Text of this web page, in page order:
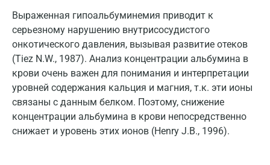
Выраженная гипоальбуминемия приводит к
серьезному нарушению внутрисосудистого
онкотического давления, вызывая развитие отеков
(Tiez N.W., 1987). Анализ концентрации альбумина в
крови очень важен для понимания и интерпретации
уровней содержания кальция и магния, т.к. эти ионы
связаны с данным белком. Поэтому, снижение
концентрации альбумина в крови непосредственно
снижает и уровень этих ионов (Henry J.B., 1996).
Майкоп
Мурино
Мурманск
Мытищи
Набережные Челны